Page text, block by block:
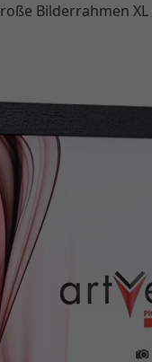
Bilderrahmen XL